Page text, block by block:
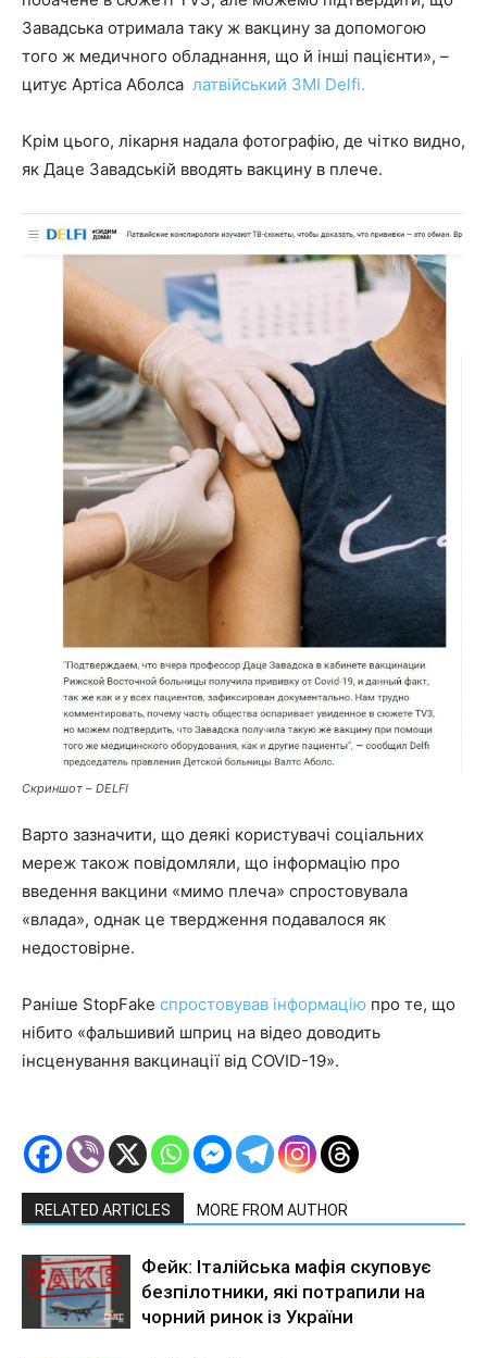
Завадська отримала таку ж вакцину за допомогою
того ж медичного обладнання, що й інші пацієнти», –
цитує Артіса Аболса латвійський ЗМІ Delfі.
Крім цього, лікарня надала фотографію, де чітко видно,
як Даце Завадській вводять вакцину в плече.
Скриншот – DELFI
Варто зазначити, що деякі користувачі соціальних
мереж також повідомляли, що інформацію про
введення вакцини «мимо плеча» спростовувала
«влада», однак це твердження подавалося як
недостовірне.
Раніше StopFake спростовував інформацію про те, що
нібито «фальшивий шприц на відео доводить
інсценування вакцинації від COVID-19».
RELATED ARTICLES MORE FROM AUTHOR
Фейк: Італійська мафія скуповує
безпілотники, які потрапили на
чорний ринок із України